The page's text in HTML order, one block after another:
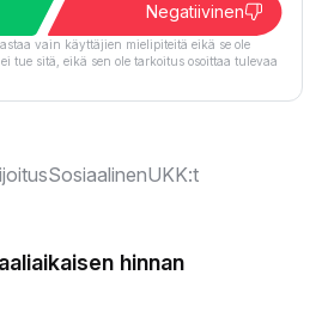
Negatiivinen
vain käyttäjien mielipiteitä eikä se ole
tue sitä, eikä sen ole tarkoitus osoittaa tulevaa
SosiaalinenUKK:t
hinnan